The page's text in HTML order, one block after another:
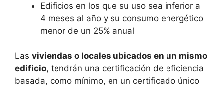
Edificios en los que su uso sea inferior a
4 meses al año y su consumo energético
menor de un 25% anual
Las viviendas o locales ubicados en un mismo
edificio, tendrán una certificación de eficiencia
basada, como mínimo, en un certificado único